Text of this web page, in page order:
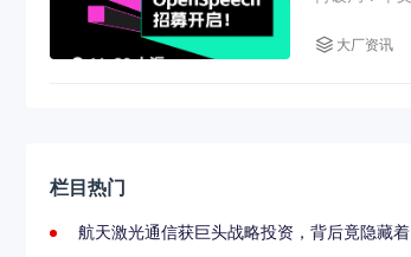
大厂资讯
栏目热门
航天激光通信获巨头战略投资，背后竟隐藏着